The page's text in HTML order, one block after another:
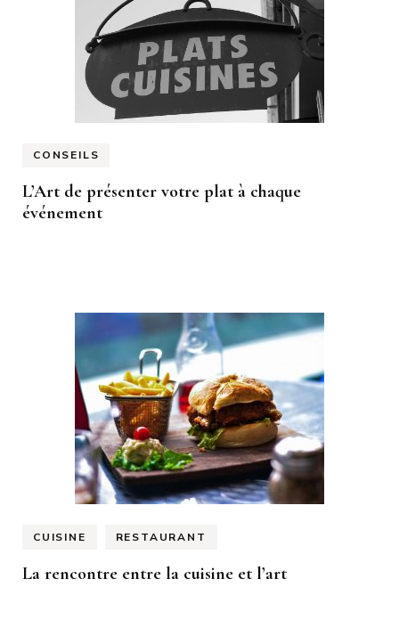
CONSEILS
L’Art de présenter votre plat à chaque
événement
CUISINE RESTAURANT
La rencontre entre la cuisine et l’art